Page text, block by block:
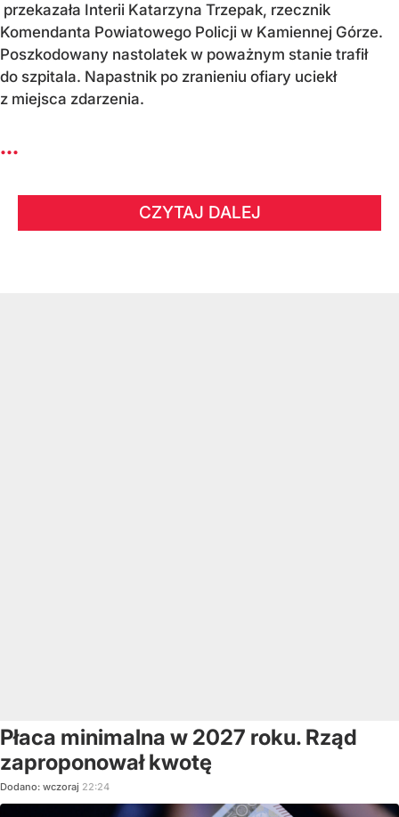
przekazała Interii Katarzyna Trzepak, rzecznik
Komendanta Powiatowego Policji w Kamiennej Górze.
Poszkodowany nastolatek w poważnym stanie trafił
do szpitala. Napastnik po zranieniu ofiary uciekł
z miejsca zdarzenia.
...
CZYTAJ DALEJ
Płaca minimalna w 2027 roku. Rząd
zaproponował kwotę
Dodano: wczoraj 22:24